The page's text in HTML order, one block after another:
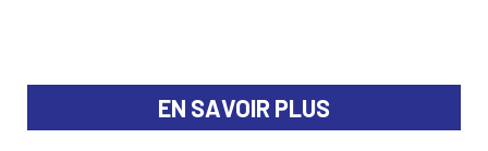
EN SAVOIR PLUS